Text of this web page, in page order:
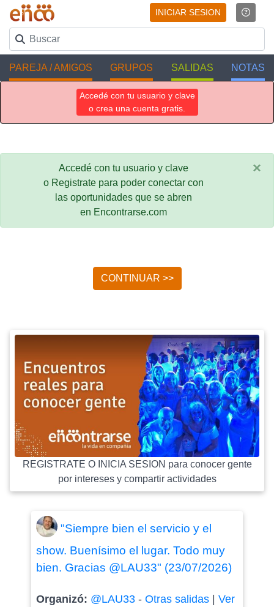
INICIAR SESION
PAREJA / AMIGOS GRUPOS SALIDAS NOTAS
Accedé con tu usuario y clave
o crea una cuenta gratis.
Accedé con tu usuario y clave
o Registrate para poder conectar con
las oportunidades que se abren
en Encontrarse.com
×
CONTINUAR >>
REGISTRATE O INICIA SESION para conocer gente
por intereses y compartir actividades
"Siempre bien el servicio y el
show. Buenísimo el lugar. Todo muy
bien. Gracias @LAU33" (23/07/2026)
Organizó: @LAU33- Otras salidas| Ver